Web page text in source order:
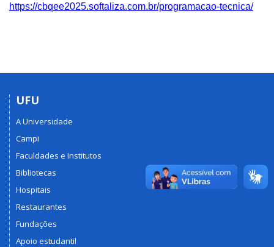
https://cbqee2025.softaliza.com.br/programacao-tecnica/
UFU
A Universidade
Campi
Faculdades e Institutos
Bibliotecas
Hospitais
Restaurantes
Fundações
Apoio estudantil